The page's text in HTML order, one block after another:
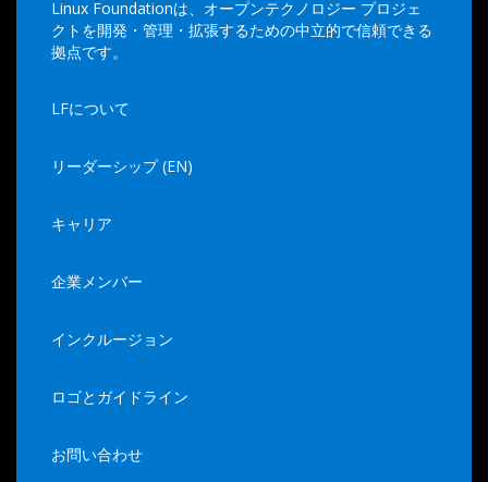
Linux Foundationは、オープンテクノロジー プロジェ
クトを開発・管理・拡張するための中立的で信頼できる
拠点です。
LFについて
リーダーシップ (EN)
キャリア
企業メンバー
インクルージョン
ロゴとガイドライン
お問い合わせ